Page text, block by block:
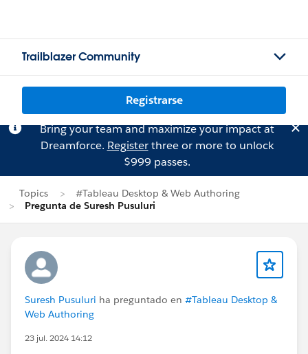
Trailblazer Community
Registrarse
Bring your team and maximize your impact at
Dreamforce. Registerthree or more to unlock
$999 passes.
Topics
#Tableau Desktop & Web Authoring
Pregunta de Suresh Pusuluri
Suresh Pusuluri ha preguntado en #Tableau Desktop &
Web Authoring
23 jul. 2024 14:12